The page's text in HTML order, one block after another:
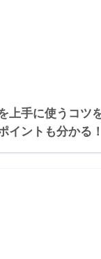
上手に使うコツ
イントも分かる！